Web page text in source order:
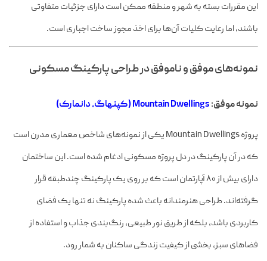
این مقررات بسته به شهر و منطقه ممکن است دارای جزئیات متفاوتی
باشند، اما رعایت کلیات آن‌ها برای اخذ مجوز ساخت اجباری است.
نمونه‌های موفق و ناموفق در طراحی پارکینگ مسکونی
نمونه موفق:Mountain Dwellings (کپنهاگ، دانمارک)
پروژه Mountain Dwellings یکی از نمونه‌های شاخص معماری مدرن است
که در آن پارکینگ در دل پروژه مسکونی ادغام شده است. این ساختمان
دارای بیش از ۸۰ آپارتمان است که بر روی یک پارکینگ چندطبقه قرار
گرفته‌اند. طراحی هنرمندانه باعث شده پارکینگ نه تنها یک فضای
کاربردی باشد، بلکه از طریق نور طبیعی، رنگ‌بندی جذاب و استفاده از
فضاهای سبز، بخشی از کیفیت زندگی ساکنان به شمار رود.